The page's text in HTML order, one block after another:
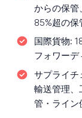
からの保管
85%超の
国際貨物:
フォワー
サプライチ
輸送管理、
管・ライン